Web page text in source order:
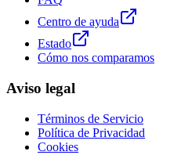
Centro de ayuda
Estado
Cómo nos comparamos
Aviso legal
Términos de Servicio
Política de Privacidad
Cookies